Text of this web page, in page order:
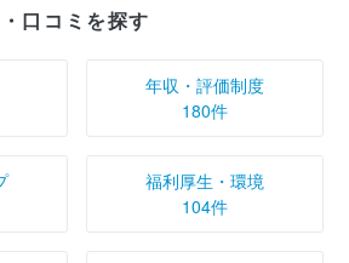
口コミを探す
年収・評価制度
180件
福利厚生・環境
104件